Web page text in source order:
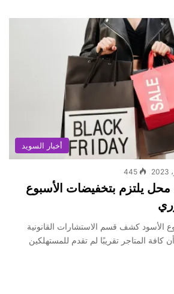
أخبار السويد
445
واحد من أصل 50 محل يلتزم بتخفيضات الأسبوع
الأسود كشف قسم الاستشارات القانونية
كافة المتاجر تقريبًا لم تقدم للمستهلكين